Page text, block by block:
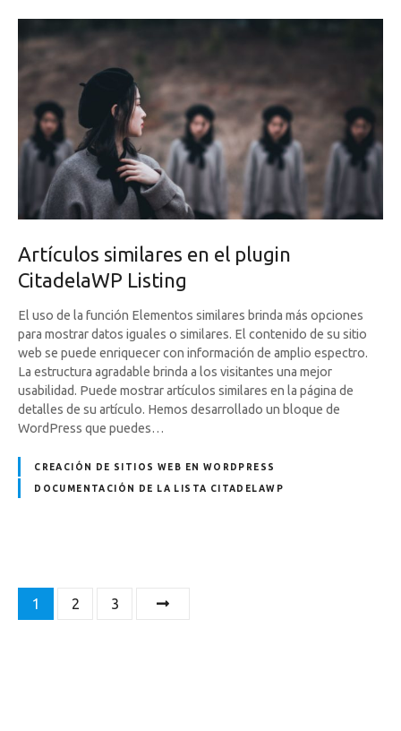
Artículos similares en el plugin
CitadelaWP Listing
El uso de la función Elementos similares brinda más opciones
para mostrar datos iguales o similares. El contenido de su sitio
web se puede enriquecer con información de amplio espectro.
La estructura agradable brinda a los visitantes una mejor
usabilidad. Puede mostrar artículos similares en la página de
detalles de su artículo. Hemos desarrollado un bloque de
WordPress que puedes…
CREACIÓN DE SITIOS WEB EN WORDPRESS
DOCUMENTACIÓN DE LA LISTA CITADELAWP
N
1 2 3